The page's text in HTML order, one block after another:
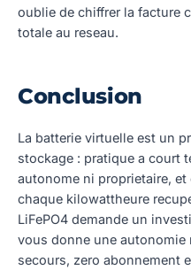
oublie de chiffrer la facture
totale au reseau.
Conclusion
La batterie virtuelle est un
stockage : pratique a court
autonome ni proprietaire,
chaque kilowattheure
LiFePO4 demande un
vous donne une autonomie
secours, zero abonnement